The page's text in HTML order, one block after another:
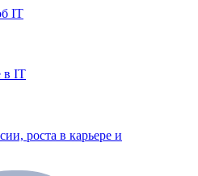
IT
в IT
роста в карьере и